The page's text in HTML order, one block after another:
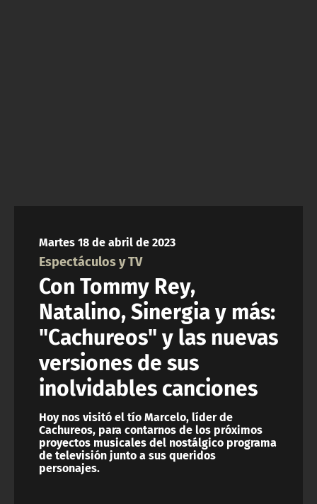
Martes 18 de abril de 2023
Espectáculos y TV
Con Tommy Rey,
Natalino, Sinergia y más:
"Cachureos" y las nuevas
versiones de sus
inolvidables canciones
Hoy nos visitó el tío Marcelo, líder de
Cachureos, para contarnos de los próximos
proyectos musicales del nostálgico programa
de televisión junto a sus queridos
personajes.